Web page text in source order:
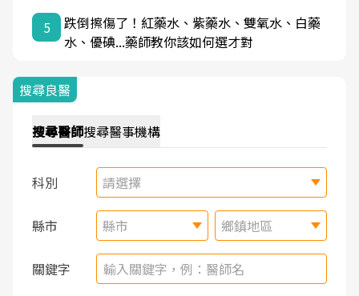
5
跌倒擦傷了！紅藥水、紫藥水、雙氧水、白藥
水、優碘...藥師教你該如何選才對
搜尋良醫
搜尋醫師搜尋醫事機構
科別 請選擇
縣市 縣市 鄉鎮地區
關鍵字